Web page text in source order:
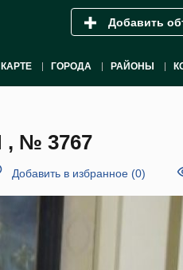
Добавить
ГОРОДА РАЙОНЫ
№ 3767
Добавить в избранное (0)